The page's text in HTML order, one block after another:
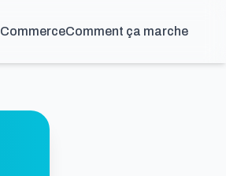
CommerceComment ça marche